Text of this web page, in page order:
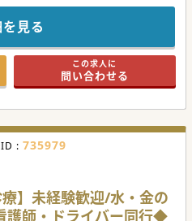
見る
この求人に
問い合わせる
: 735979
療】未経験歓迎/水・金の
護師・ドライバー同行◆